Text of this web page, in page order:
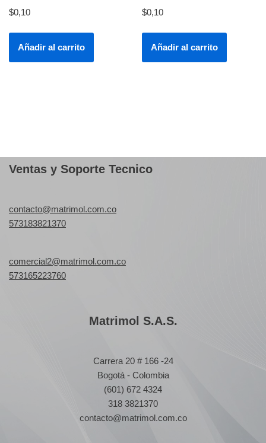
$0,10
Añadir al carrito
$0,10
Añadir al carrito
Ventas y Soporte Tecnico
contacto@matrimol.com.co
573183821370
comercial2@matrimol.com.co
573165223760
Matrimol S.A.S.
Carrera 20 # 166 -24
Bogotá - Colombia
(601) 672 4324
318 3821370
contacto@matrimol.com.co